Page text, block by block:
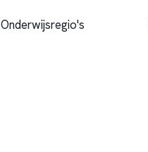
Onderwijsregio's